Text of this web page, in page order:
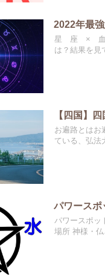
2022年最
星 座 × 血液
は？結果を見
【四国】
お遍路とはお
ている、弘法
パワースポ
パワースポッ
場所 神様・仏